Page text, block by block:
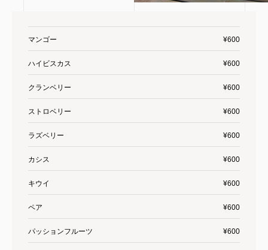
マンゴー ¥600
ハイビスカス ¥600
クランベリー ¥600
ストロベリー ¥600
ラズベリー ¥600
カシス ¥600
キウイ ¥600
ペア ¥600
パッションフルーツ ¥600